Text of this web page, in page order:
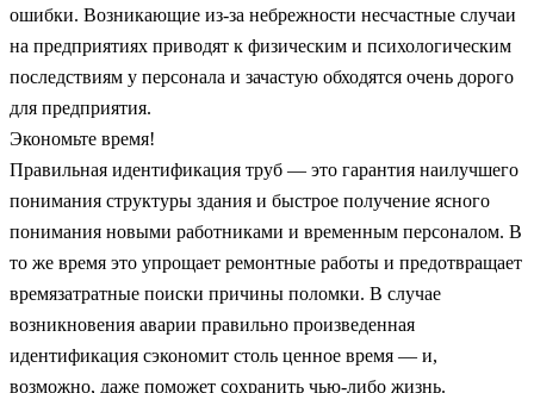
ошибки. Возникающие из-за небрежности несчастные случаи
на предприятиях приводят к физическим и психологическим
последствиям у персонала и зачастую обходятся очень дорого
для предприятия.
Экономьте время!
Правильная идентификация труб — это гарантия наилучшего
понимания структуры здания и быстрое получение ясного
понимания новыми работниками и временным персоналом. В
то же время это упрощает ремонтные работы и предотвращает
времязатратные поиски причины поломки. В случае
возникновения аварии правильно произведенная
идентификация сэкономит столь ценное время — и,
возможно, даже поможет сохранить чью-либо жизнь.